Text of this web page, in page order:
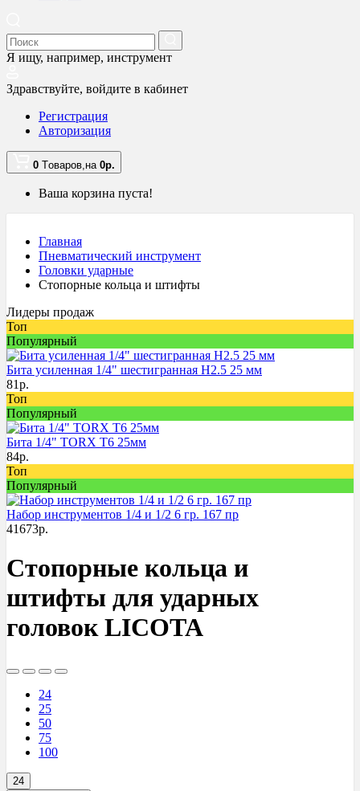
Я ищу, например, инструмент
Здравствуйте, войдите в кабинет
Регистрация
Авторизация
0 Tоваров,на 0р.
Ваша корзина пуста!
Главная
Пневматический инструмент
Головки ударные
Стопорные кольца и штифты
Лидеры продаж
Топ
Популярный
Бита усиленная 1/4" шестигранная H2.5 25 мм
81р.
Топ
Популярный
Бита 1/4" TORX T6 25мм
84р.
Топ
Популярный
Набор инструментов 1/4 и 1/2 6 гр. 167 пр
41673р.
Стопорные кольца и
штифты для ударных
головок LICOTA
24
25
50
75
100
24